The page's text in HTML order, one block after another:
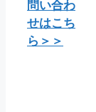
問い合わ
せはこち
ら＞＞